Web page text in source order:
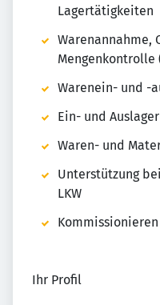
Lagertätigkeiten
Warenannahme,
Warenein- und -
Ein- und
Waren- und
Unterstützung
LKW
Ihr Profil